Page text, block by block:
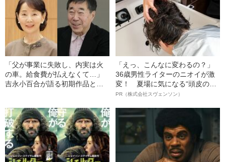
「父が事業に失敗し、内実は火
の車。給食費が払えなくて…」
吉永小百合が語る初期作品と青
「えっ、こんなに変わるの？」
36歳男性ライターのニオイが激
変！ 夏場に気になる“頭皮のニ
オイ”や“ベタつき”を解消す
ト”が生み出した徹底ケアとは
PR（株式会社スヴェンソン）